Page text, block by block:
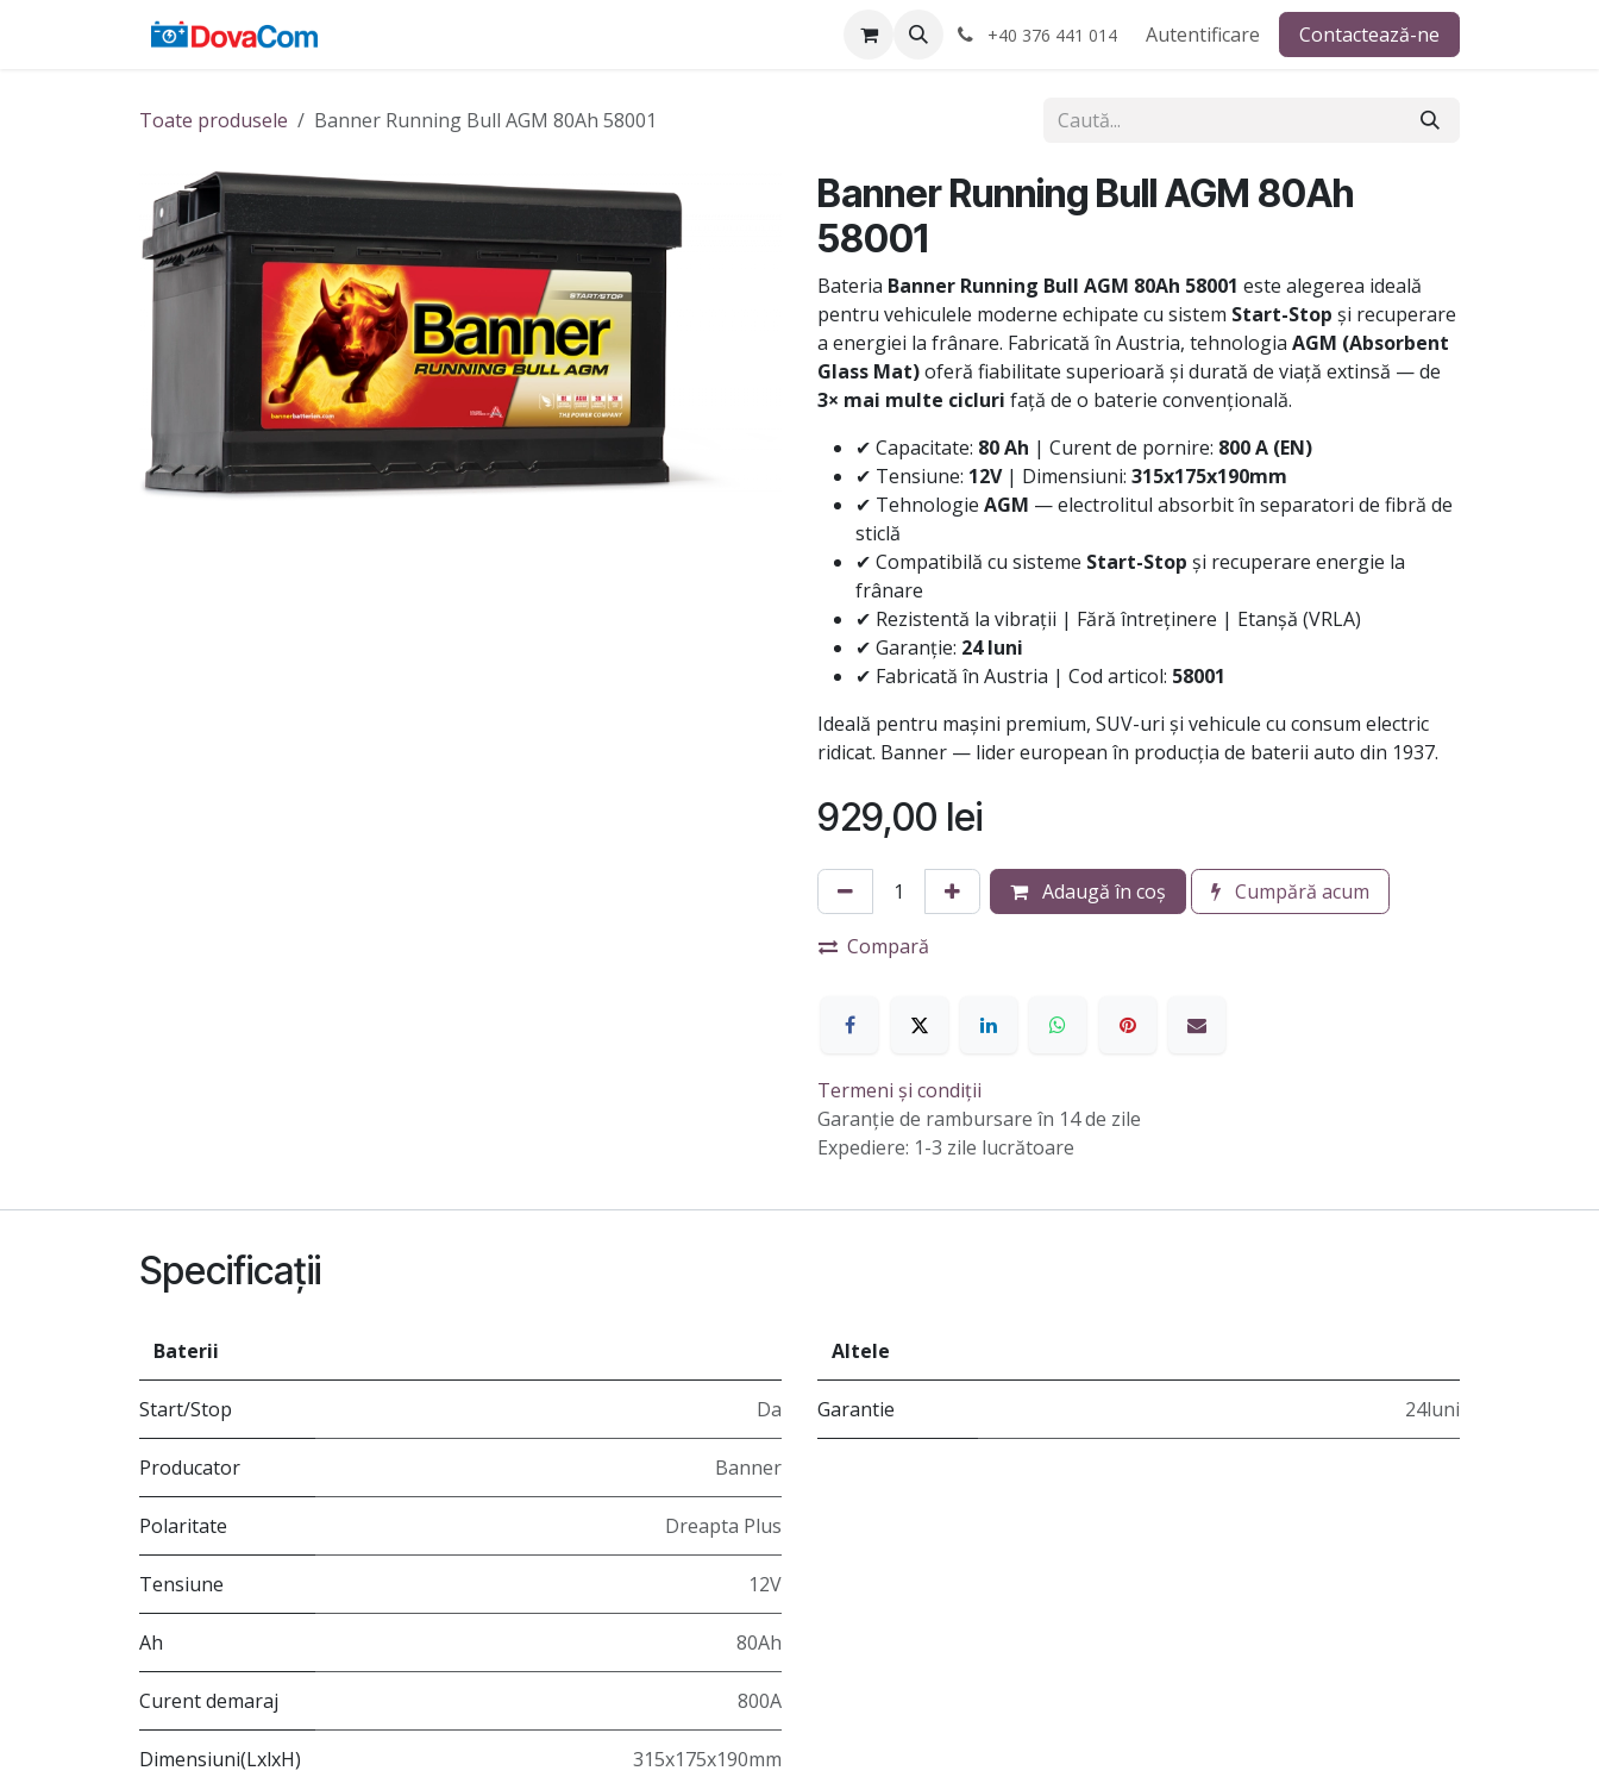
Service-uri montaj +40 376 441 014 Autentificare Contactează-ne
Toate produsele Banner Running Bull AGM 80Ah 58001
Banner Running Bull AGM 80Ah
58001
Bateria Banner Running Bull AGM 80Ah 58001 este alegerea ideală
pentru vehiculele moderne echipate cu sistem Start-Stop și recuperare
a energiei la frânare. Fabricată în Austria, tehnologia AGM (Absorbent
Glass Mat)oferă fiabilitate superioară și durată de viață extinsă — de
3× mai multe cicluri față de o baterie convențională.
✔ Capacitate: 80 Ah | Curent de pornire: 800 A (EN)
✔ Tensiune: 12V| Dimensiuni: 315x175x190mm
✔ Tehnologie AGM — electrolitul absorbit în separatori de fibră de
sticlă
✔ Compatibilă cu sisteme Start-Stop și recuperare energie la
frânare
✔ Rezistentă la vibrații | Fără întreținere | Etanșă (VRLA)
✔ Garanție: 24 luni
✔ Fabricată în Austria | Cod articol: 58001
Ideală pentru mașini premium, SUV-uri și vehicule cu consum electric
ridicat. Banner — lider european în producția de baterii auto din 1937.
929,00 lei
Adaugă în coș Cumpără acum
Compară
Termeni și condiții
Garanție de rambursare în 14 de zile
Expediere: 1-3 zile lucrătoare
Specificații
Baterii
Start/Stop Da
Producator Banner
Polaritate Dreapta Plus
Tensiune 12V
Ah 80Ah
Curent demaraj 800A
Dimensiuni(LxlxH) 315x175x190mm
Altele
Garantie 24luni